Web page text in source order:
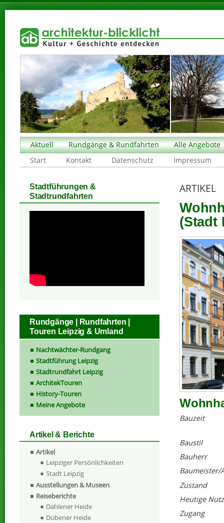
Aktuell Rundgänge & Rundfahrten
Alle Angebote
Start
Kontakt Datenschutz Impressum
ARTIKEL
(Stadt
Bauzeit
Baustil
Bauherr
Baumeister/
Zustand
Heutige
Zugang
Stadtführungen &
Stadtrundfahrten
Rundgänge | Rundfahrten |
Touren Leipzig & Umland
Nachtwächter-Rundgang
Stadtführung Leipzig
Stadtrundfahrt Leipzig
ArchitekTouren
History-Touren
Meine Angebote
Artikel & Berichte
Artikel
Leipziger Persönlichkeiten
Stadt Leipzig
Ausstellungen & Museen
Reiseberichte
Dahlener Heide
Dübener Heide